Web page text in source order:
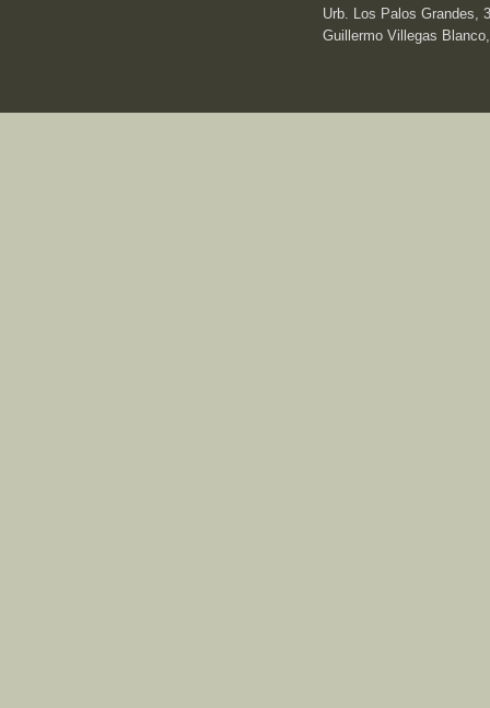
Urb. Los Palos Grandes,
Guillermo Villegas